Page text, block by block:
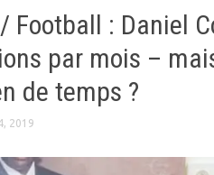
Football : Daniel
par mois –
de temps ?
2019